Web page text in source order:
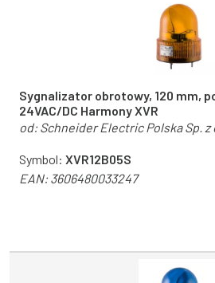
Sygnalizator obrotowy, 120 mm,
24VAC/DC Harmony XVR
od:Schneider Electric Polska Sp. z
Symbol: XVR12B05S
EAN:3606480033247